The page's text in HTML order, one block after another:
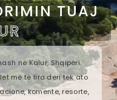
TUAJ
në Kalur, Shqipëri.
më të lira deri tek ato
komente, resorte,